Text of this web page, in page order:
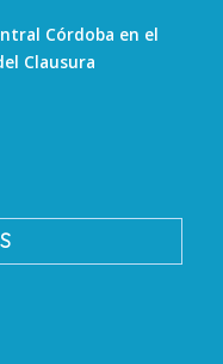
Córdoba en el
Clausura